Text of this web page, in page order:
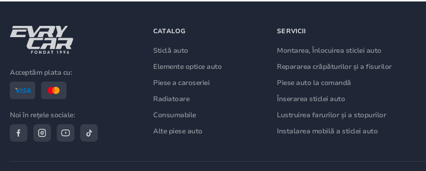
Acceptăm plata cu:
Noi în rețele sociale:
CATALOG
Sticlă auto
Elemente optice auto
Piese a caroseriei
Radiatoare
Consumabile
Alte piese auto
SERVICII
Montarea, Înlocuirea sticlei auto
Repararea crăpăturilor și a fisurilor
Piese auto la comandă
Înserarea sticlei auto
Lustruirea farurilor și a stopurilor
Instalarea mobilă a sticlei auto